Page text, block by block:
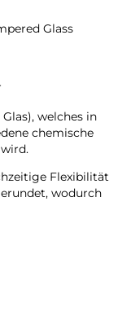
Glass
Glas), welches in
chemische
Flexibilität
wodurch